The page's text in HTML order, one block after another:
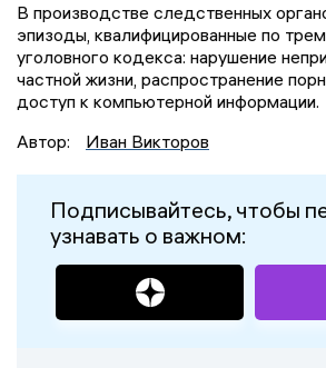
В производстве следственных
эпизоды, квалифицированные по
уголовного кодекса: нарушение
частной жизни, распространение
доступ к компьютерной информации.
Автор:
Иван Викторов
Подписывайтесь, чтобы
узнавать о важном: